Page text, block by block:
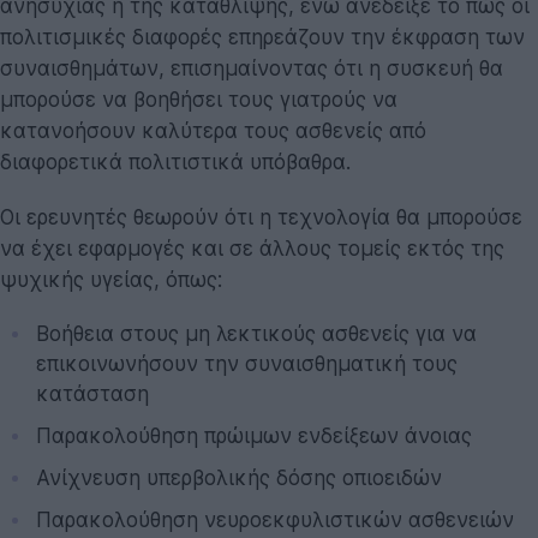
ανησυχίας ή της κατάθλιψης, ενώ ανέδειξε το πώς οι
πολιτισμικές διαφορές επηρεάζουν την έκφραση των
συναισθημάτων, επισημαίνοντας ότι η συσκευή θα
μπορούσε να βοηθήσει τους γιατρούς να
κατανοήσουν καλύτερα τους ασθενείς από
διαφορετικά πολιτιστικά υπόβαθρα.
Οι ερευνητές θεωρούν ότι η τεχνολογία θα μπορούσε
να έχει εφαρμογές και σε άλλους τομείς εκτός της
ψυχικής υγείας, όπως:
Βοήθεια στους μη λεκτικούς ασθενείς για να
επικοινωνήσουν την συναισθηματική τους
κατάσταση
Παρακολούθηση πρώιμων ενδείξεων άνοιας
Ανίχνευση υπερβολικής δόσης οπιοειδών
Παρακολούθηση νευροεκφυλιστικών ασθενειών